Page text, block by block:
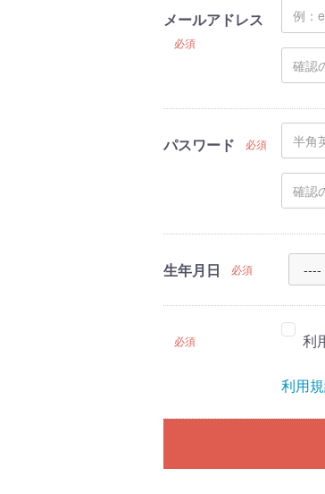
メールアドレス
必須
パスワード 必須
生年月日 必須
必須 利
利用